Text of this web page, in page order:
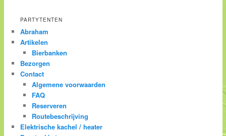
PARTYTENTEN
Abraham
Artikelen
Bierbanken
Bezorgen
Contact
Algemene voorwaarden
FAQ
Reserveren
Routebeschrijving
Elektrische kachel / heater